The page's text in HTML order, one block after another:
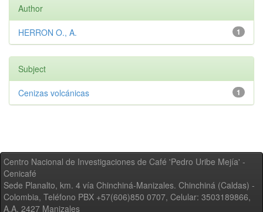
Author
1
HERRON O., A.
Subject
1
Cenizas volcánicas
Centro Nacional de Investigaciones de Café 'Pedro Uribe Mejía' -
Cenicafé
Sede Planalto, km. 4 vía Chinchiná-Manizales. Chinchiná (Caldas) -
Colombia, Teléfono PBX +57(606)850 0707, Celular: 3503189866,
A.A. 2427 Manizales